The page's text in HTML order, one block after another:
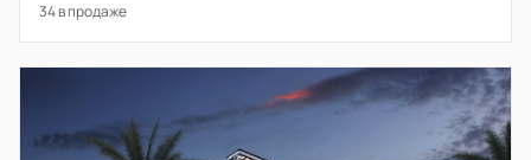
34 в продаже